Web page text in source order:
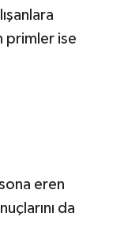
primler ise
eren
da